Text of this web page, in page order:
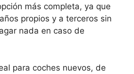
más completa, ya que
propios y a terceros sin
nada en caso de
para coches nuevos, de